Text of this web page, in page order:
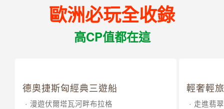
歐洲必玩全收錄
高CP值都在這
德奧捷斯匈經典三遊船
漫遊伏爾塔瓦河畔布拉格
輕奢輕
走進翡